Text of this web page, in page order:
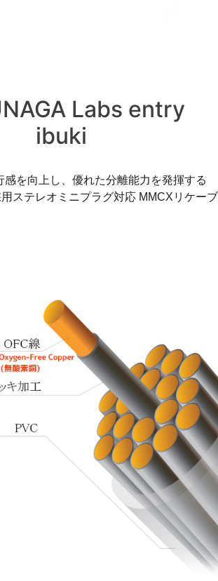
Labs entry
ibuki
感を向上し、優れた分離能力を発揮する
ステレオミニプラグ対応 MMCXリケー